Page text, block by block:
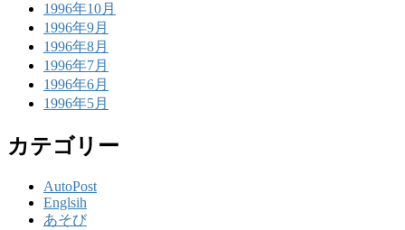
1996年10月
1996年9月
1996年8月
1996年7月
1996年6月
1996年5月
カテゴリー
AutoPost
Englsih
あそび